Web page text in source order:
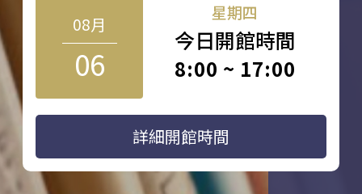
08月
06
星期四
今日開館時間
8:00 ~ 17:00
詳細開館時間